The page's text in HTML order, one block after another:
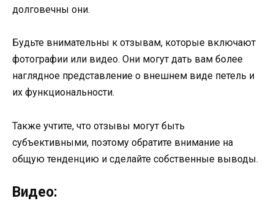
долговечны они.
Будьте внимательны к отзывам, которые включают
фотографии или видео. Они могут дать вам более
наглядное представление о внешнем виде петель и
их функциональности.
Также учтите, что отзывы могут быть
субъективными, поэтому обратите внимание на
общую тенденцию и сделайте собственные выводы.
Видео: